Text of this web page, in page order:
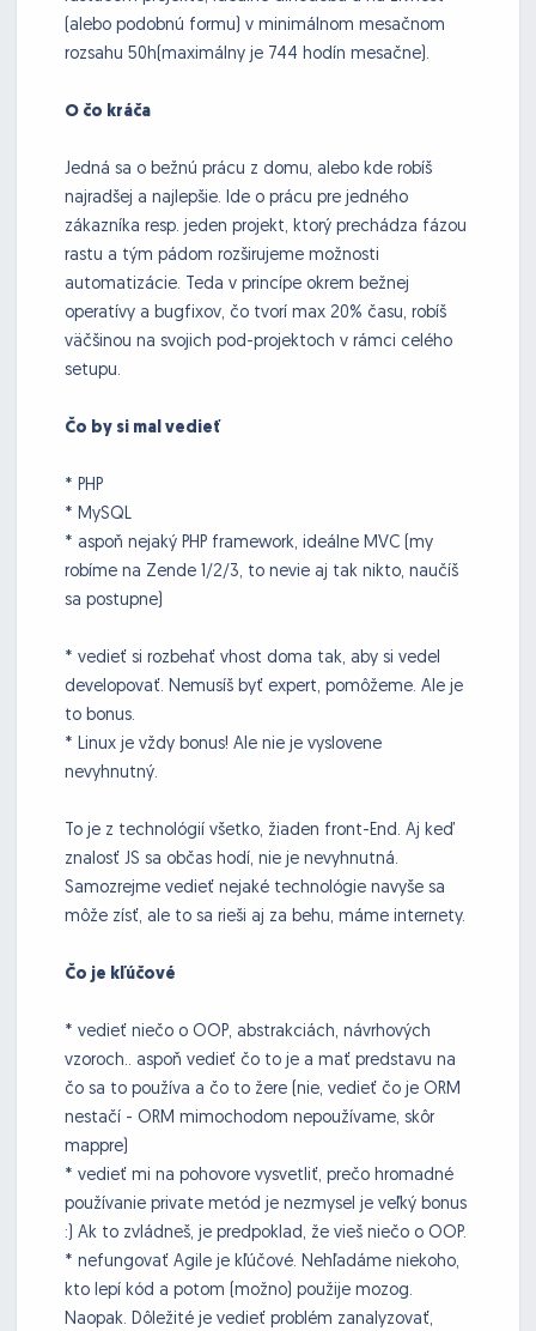
(alebo podobnú formu) v minimálnom mesačnom
rozsahu 50h(maximálny je 744 hodín mesačne).
O čo kráča
Jedná sa o bežnú prácu z domu, alebo kde robíš
najradšej a najlepšie. Ide o prácu pre jedného
zákazníka resp. jeden projekt, ktorý prechádza fázou
rastu a tým pádom rozširujeme možnosti
automatizácie. Teda v princípe okrem bežnej
operatívy a bugfixov, čo tvorí max 20% času, robíš
väčšinou na svojich pod-projektoch v rámci celého
setupu.
Čo by si mal vedieť
* PHP
* MySQL
* aspoň nejaký PHP framework, ideálne MVC (my
robíme na Zende 1/2/3, to nevie aj tak nikto, naučíš
sa postupne)
* vedieť si rozbehať vhost doma tak, aby si vedel
developovať. Nemusíš byť expert, pomôžeme. Ale je
to bonus.
* Linux je vždy bonus! Ale nie je vyslovene
nevyhnutný.
To je z technológií všetko, žiaden front-End. Aj keď
znalosť JS sa občas hodí, nie je nevyhnutná.
Samozrejme vedieť nejaké technológie navyše sa
môže zísť, ale to sa rieši aj za behu, máme internety.
Čo je kľúčové
* vedieť niečo o OOP, abstrakciách, návrhových
vzoroch.. aspoň vedieť čo to je a mať predstavu na
čo sa to používa a čo to žere (nie, vedieť čo je ORM
nestačí - ORM mimochodom nepoužívame, skôr
mappre)
* vedieť mi na pohovore vysvetliť, prečo hromadné
používanie private metód je nezmysel je veľký bonus
:) Ak to zvládneš, je predpoklad, že vieš niečo o OOP.
* nefungovať Agile je kľúčové. Nehľadáme niekoho,
kto lepí kód a potom (možno) použije mozog.
Naopak. Dôležité je vedieť problém zanalyzovať,